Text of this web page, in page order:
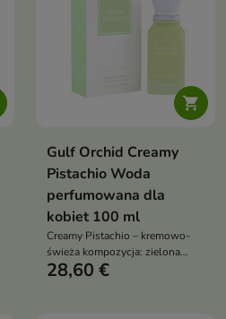

Gulf Orchid Creamy
Pistachio Woda
perfumowana dla
kobiet 100 ml
Creamy Pistachio – kremowo-
świeża kompozycja: zielona
pistacja i soczyste jabłko w
28,60 €